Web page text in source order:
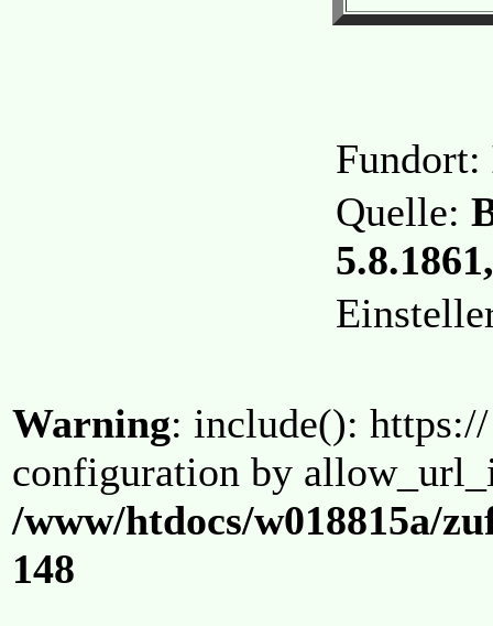
Fundort:
Quelle:
Warning: include():
configuration by
/www/htdocs/w018815a/
148